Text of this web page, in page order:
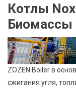
Котлы
ZOZEN Boiler в
сжигания угля,